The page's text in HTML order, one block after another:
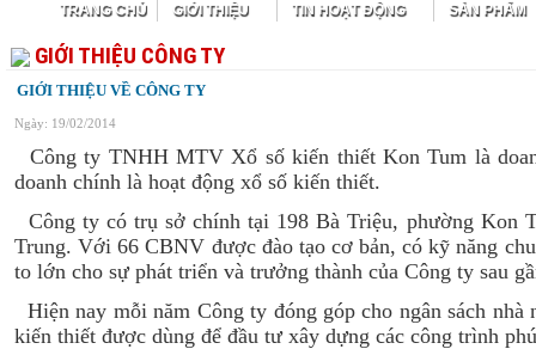
TRANG CHỦ GIỚI THIỆU TIN HOẠT ĐỘNG SẢN PHẨM
GIỚI THIỆU CÔNG TY
GIỚI THIỆU VỀ CÔNG TY
Ngày: 19/02/2014
Công ty TNHH MTV Xổ số kiến thiết Kon Tum là
doanh chính là hoạt động xổ số kiến thiết.
Công ty có trụ sở chính tại 198 Bà Triệu, phường Kon
Trung. Với 66 CBNV được đào tạo cơ bản, có kỹ năng
to lớn cho sự phát triển và trưởng thành của Công ty sau
Hiện nay mỗi năm Công ty đóng góp cho ngân sách
kiến thiết được dùng để đầu tư xây dựng các công trình